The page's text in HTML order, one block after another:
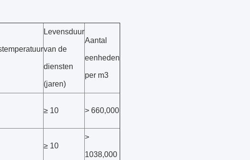
Levensduur
van de
diensten
(jaren)
Aantal
eenheden
per m3
≥ 10 > 660,000
≥ 10
>
1038,000